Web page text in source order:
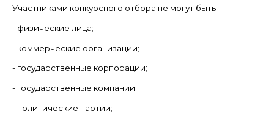
Участниками конкурсного отбора не могут быть:
- физические лица;
- коммерческие организации;
- государственные корпорации;
- государственные компании;
- политические партии;